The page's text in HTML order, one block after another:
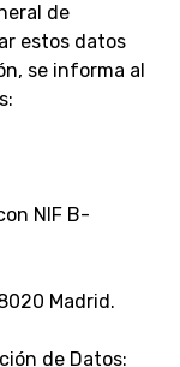
de
estos datos
se informa al
NIF B-
Madrid.
de Datos: